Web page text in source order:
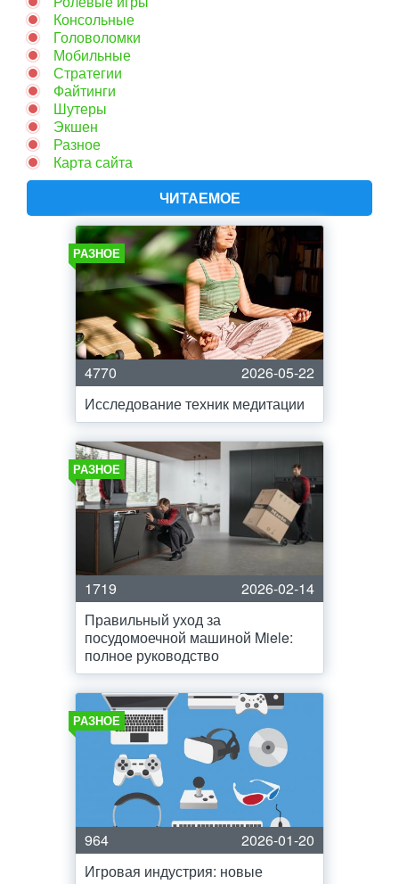
Консольные
Головоломки
Мобильные
Стратегии
Файтинги
Шутеры
Экшен
Разное
Карта сайта
ЧИТАЕМОЕ
РАЗНОЕ
4770
2026-05-22
Исследование техник медитации
РАЗНОЕ
1719
2026-02-14
Правильный уход за
посудомоечной машиной Miele:
полное руководство
РАЗНОЕ
964
2026-01-20
Игровая индустрия: новые